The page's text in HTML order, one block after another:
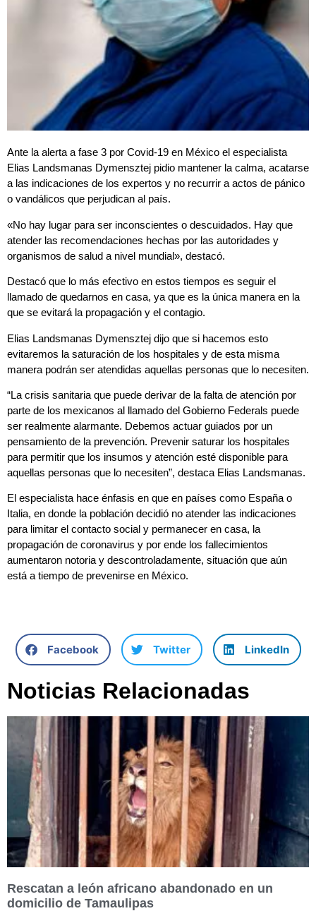
Ante la alerta a fase 3 por Covid-19 en México el especialista
Elias Landsmanas Dymensztej pidio mantener la calma, acatarse
a las indicaciones de los expertos y no recurrir a actos de pánico
o vandálicos que perjudican al país.
«No hay lugar para ser inconscientes o descuidados. Hay que
atender las recomendaciones hechas por las autoridades y
organismos de salud a nivel mundial», destacó.
Destacó que lo más efectivo en estos tiempos es seguir el
llamado de quedarnos en casa, ya que es la única manera en la
que se evitará la propagación y el contagio.
Elias Landsmanas Dymensztej dijo que si hacemos esto
evitaremos la saturación de los hospitales y de esta misma
manera podrán ser atendidas aquellas personas que lo necesiten.
“La crisis sanitaria que puede derivar de la falta de atención por
parte de los mexicanos al llamado del Gobierno Federals puede
ser realmente alarmante. Debemos actuar guiados por un
pensamiento de la prevención. Prevenir saturar los hospitales
para permitir que los insumos y atención esté disponible para
aquellas personas que lo necesiten”, destaca Elias Landsmanas.
El especialista hace énfasis en que en países como España o
Italia, en donde la población decidió no atender las indicaciones
para limitar el contacto social y permanecer en casa, la
propagación de coronavirus y por ende los fallecimientos
aumentaron notoria y descontroladamente, situación que aún
está a tiempo de prevenirse en México.
Facebook Twitter LinkedIn
Noticias Relacionadas
Rescatan a león africano abandonado en un
domicilio de Tamaulipas